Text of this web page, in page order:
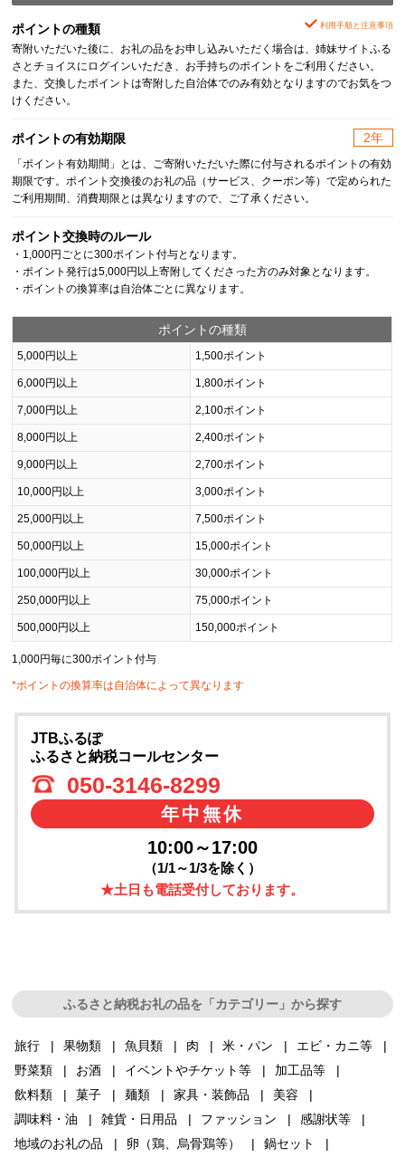
ポイントの種類 利用手順と注意事項
寄附いただいた後に、お礼の品をお申し込みいただく場合は、姉妹サイトふる
さとチョイスにログインいただき、お手持ちのポイントをご利用ください。
また、交換したポイントは寄附した自治体でのみ有効となりますのでお気をつ
けください。
ポイントの有効期限 2年
「ポイント有効期間」とは、ご寄附いただいた際に付与されるポイントの有効
期限です。ポイント交換後のお礼の品（サービス、クーポン等）で定められた
ご利用期間、消費期限とは異なりますので、ご了承ください。
ポイント交換時のルール
・1,000円ごとに300ポイント付与となります。
・ポイント発行は5,000円以上寄附してくださった方のみ対象となります。
・ポイントの換算率は自治体ごとに異なります。
ポイントの種類
5,000円以上 1,500ポイント
6,000円以上 1,800ポイント
7,000円以上 2,100ポイント
8,000円以上 2,400ポイント
9,000円以上 2,700ポイント
10,000円以上 3,000ポイント
25,000円以上 7,500ポイント
50,000円以上 15,000ポイント
100,000円以上 30,000ポイント
250,000円以上 75,000ポイント
500,000円以上 150,000ポイント
1,000円毎に300ポイント付与
*ポイントの換算率は自治体によって異なります
JTBふるぽ
ふるさと納税コールセンター
050-3146-8299
年中無休
10:00～17:00
（1/1～1/3を除く）
★土日も電話受付しております。
ふるさと納税お礼の品を「カテゴリー」から探す
旅行 果物類 魚貝類 肉 米・パン
エビ・カニ等
野菜類
お酒 イベントやチケット等
加工品等
飲料類
菓子 麺類 家具・装飾品
美容
調味料・油
雑貨・日用品 ファッション
感謝状等
地域のお礼の品
卵（鶏、烏骨鶏等）
鍋セット